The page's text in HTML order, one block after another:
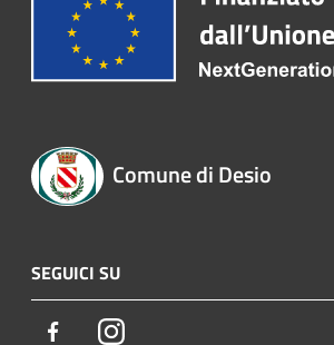
Comune di Desio
SEGUICI SU
FacebookInstagram